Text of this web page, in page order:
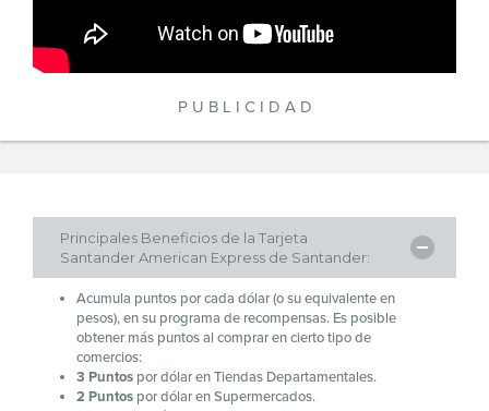
P U B L I C I D A D
Principales Beneficios de la Tarjeta
Santander American Express de Santander:
Acumula puntos por cada dólar (o su equivalente en
pesos), en su programa de recompensas. Es posible
obtener más puntos al comprar en cierto tipo de
comercios:
3 Puntos por dólar en Tiendas Departamentales.
2 Puntos por dólar en Supermercados.